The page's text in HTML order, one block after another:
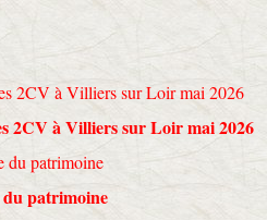
2CV à Villiers sur Loir mai 2026
du patrimoine